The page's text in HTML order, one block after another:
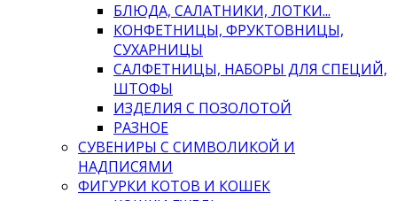
БЛЮДА, САЛАТНИКИ, ЛОТКИ...
КОНФЕТНИЦЫ, ФРУКТОВНИЦЫ,
СУХАРНИЦЫ
САЛФЕТНИЦЫ, НАБОРЫ ДЛЯ СПЕЦИЙ,
ШТОФЫ
ИЗДЕЛИЯ С ПОЗОЛОТОЙ
РАЗНОЕ
СУВЕНИРЫ С СИМВОЛИКОЙ И
НАДПИСЯМИ
ФИГУРКИ КОТОВ И КОШЕК